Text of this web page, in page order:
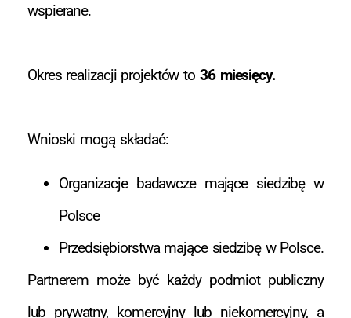
wspierane.
Okres realizacji projektów to 36 miesięcy.
Wnioski mogą składać:
Organizacje badawcze mające siedzibę w
Polsce
Przedsiębiorstwa mające siedzibę w Polsce.
Partnerem może być każdy podmiot publiczny
lub prywatny, komercyjny lub niekomercyjny, a